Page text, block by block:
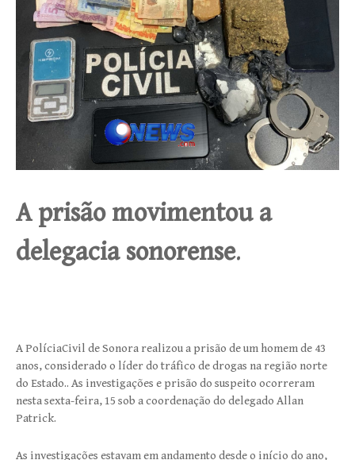
A prisão movimentou a
delegacia sonorense.
A PolíciaCivil de Sonora realizou a prisão de um homem de 43
anos, considerado o líder do tráfico de drogas na região norte
do Estado.. As investigações e prisão do suspeito ocorreram
nesta sexta-feira, 15 sob a coordenação do delegado Allan
Patrick.
As investigações estavam em andamento desde o início do ano,